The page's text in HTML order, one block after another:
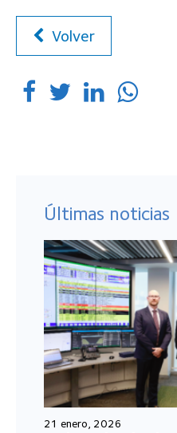
Volver
Últimas noticias
21 enero, 2026